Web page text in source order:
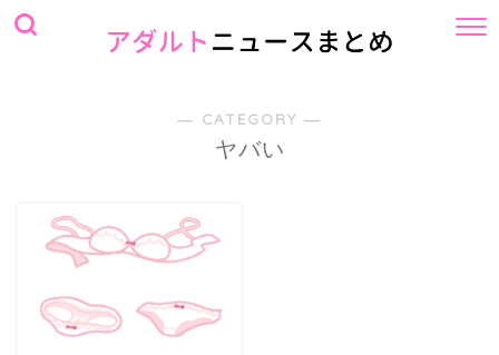
― CATEGORY ―
ヤバい